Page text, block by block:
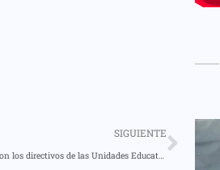
SIGUIENTE